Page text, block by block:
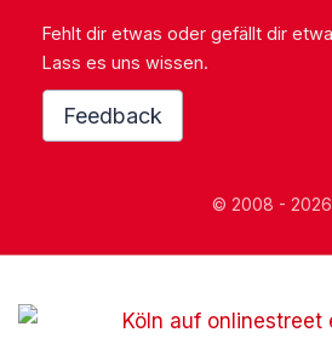
Fehlt dir etwas oder gefällt dir
Lass es uns wissen.
Feedback
© 2008 - 2026